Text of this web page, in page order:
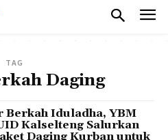
TAG
Daging
Berkah Iduladha, YBM
Kalselteng Salurkan
Daging Kurban untuk